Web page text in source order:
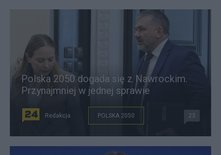
Polska 2050 dogada się z Nawrockim.
Przynajmniej w jednej sprawie
Redakcja POLSKA 2050 23